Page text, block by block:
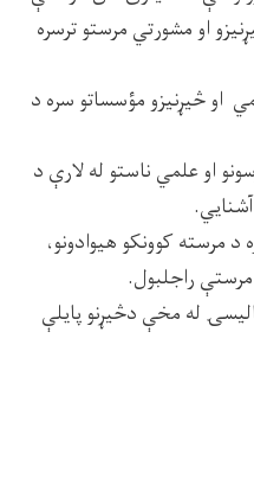
او مشورتي مرستو ترسره
او څیړنیزو مؤسساتو سره د
او علمي ناستو له لارې د
د مرسته کوونکو هیوادونو،
راجلبول.
له مخې دڅیړنو پایلې